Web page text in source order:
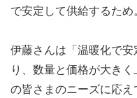
で安定して供給するため。
伊藤さんは「温暖化で
り、数量と価格が大き
の皆さまのニーズに応え